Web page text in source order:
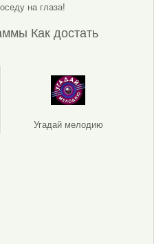
на глаза!
Как достать
Угадай мелодию